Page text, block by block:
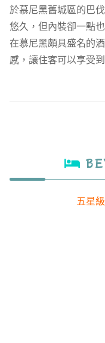
於慕尼黑舊城區的巴
悠久，但內裝卻一點
在慕尼黑頗具盛名的
感，讓住客可以享受
五星